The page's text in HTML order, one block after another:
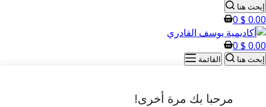
إبحث هنا
0.00
$
0
0.00
$
0
إبحث هنا القائمة
مرحبا بك مرة أخرى!